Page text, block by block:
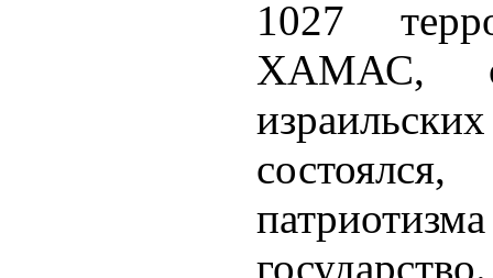
1027
ХАМАС,